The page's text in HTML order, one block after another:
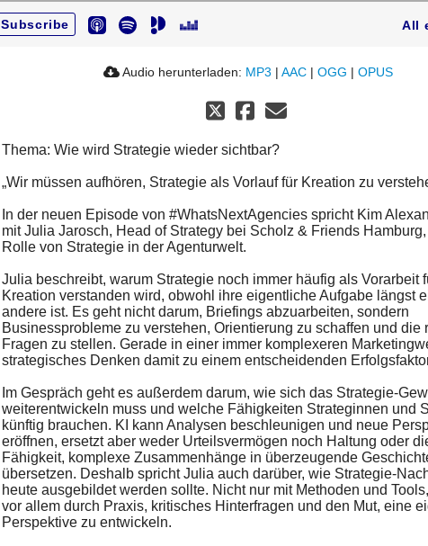
Subscribe All
Audio herunterladen: MP3 | AAC | OGG | OPUS
Thema: Wie wird Strategie wieder sichtbar?
„Wir müssen aufhören, Strategie als Vorlauf für Kreation zu
In der neuen Episode von #WhatsNextAgencies spricht Kim
mit Julia Jarosch, Head of Strategy bei Scholz & Friends
Rolle von Strategie in der Agenturwelt.
Julia beschreibt, warum Strategie noch immer häufig als Vorarbeit
Kreation verstanden wird, obwohl ihre eigentliche Aufgabe längst
andere ist. Es geht nicht darum, Briefings abzuarbeiten, sondern
Businessprobleme zu verstehen, Orientierung zu schaffen und die
Fragen zu stellen. Gerade in einer immer komplexeren
strategisches Denken damit zu einem entscheidenden
Im Gespräch geht es außerdem darum, wie sich das Strategie-
weiterentwickeln muss und welche Fähigkeiten Strateginnen und
künftig brauchen. KI kann Analysen beschleunigen und neue
eröffnen, ersetzt aber weder Urteilsvermögen noch Haltung oder
Fähigkeit, komplexe Zusammenhänge in überzeugende
übersetzen. Deshalb spricht Julia auch darüber, wie Strategie-
heute ausgebildet werden sollte. Nicht nur mit Methoden und
vor allem durch Praxis, kritisches Hinterfragen und den Mut, eine
Perspektive zu entwickeln.